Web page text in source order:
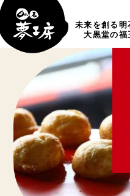
未来を創る明
大黒堂の福